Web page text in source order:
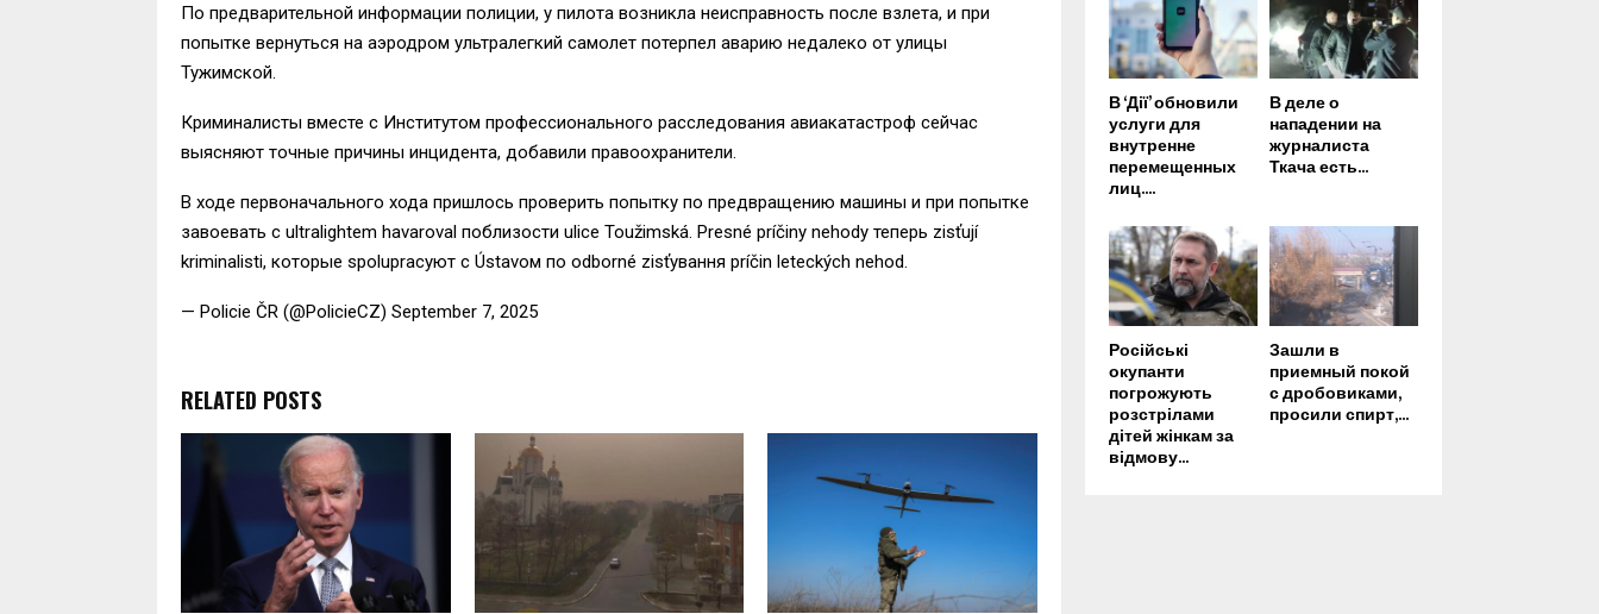
По предварительной информации полиции, у пилота возникла неисправность после взлета, и при
попытке вернуться на аэродром ультралегкий самолет потерпел аварию недалеко от улицы
Тужимской.
Криминалисты вместе с Институтом профессионального расследования авиакатастроф сейчас
выясняют точные причины инцидента, добавили правоохранители.
В ходе первоначального хода пришлось проверить попытку по предвращению машины и при попытке
завоевать с ultralightem havaroval поблизости ulice Toužimská. Presné príčiny nehody теперь zisťují
kriminalisti, которые spolupracуют с Ústavом по odborné zisťування príčin leteckých nehod.
— Policie ČR (@PolicieCZ) September 7, 2025
RELATED POSTS
В ‘Дії’ обновили
услуги для
внутренне
перемещенных
лиц....
В деле о
нападении на
журналиста
Ткача есть...
Російські
окупанти
погрожують
розстрілами
дітей жінкам за
відмову...
Зашли в
приемный покой
с дробовиками,
просили спирт,...